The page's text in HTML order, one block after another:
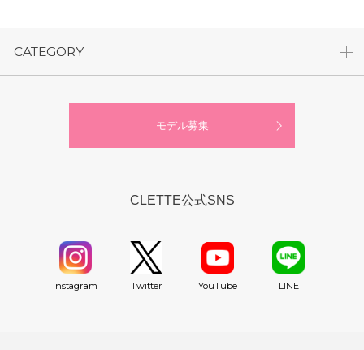
CATEGORY
モデル募集
CLETTE公式SNS
Instagram Twitter YouTube LINE